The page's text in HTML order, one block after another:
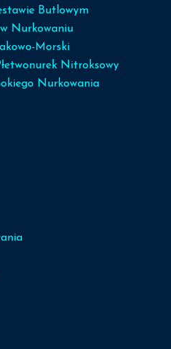
Butlowym
w Nurkowaniu
Morski
Nitroksowy
Nurkowania